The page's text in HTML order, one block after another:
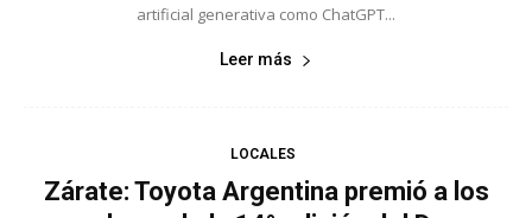
artificial generativa como ChatGPT...
Leer más
LOCALES
Zárate: Toyota Argentina premió a los